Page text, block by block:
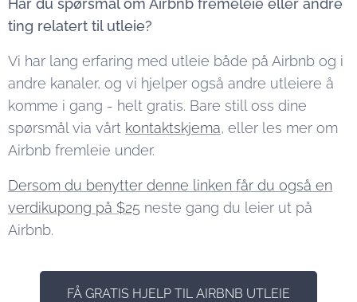
Har du spørsmål om Airbnb fremeleie eller andre
ting relatert til utleie?
Vi har lang erfaring med utleie både på Airbnb og i
andre kanaler, og vi hjelper også andre utleiere å
komme i gang - helt gratis. Bare still oss dine
spørsmål via vårt kontaktskjema, eller les mer om
Airbnb fremleie under.
Dersom du benytter denne linken får du også en
verdikupong på $25 neste gang du leier ut på
Airbnb.
FÅ GRATIS HJELP TIL AIRBNB UTLEIE